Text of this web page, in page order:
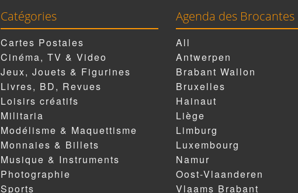
Catégories
Cartes Postales
Cinéma, TV & Video
Jeux, Jouets & Figurines
Livres, BD, Revues
Loisirs créatifs
Militaria
Modélisme & Maquettisme
Monnaies & Billets
Musique & Instruments
Photographie
Sports
Agenda des Brocantes
All
Antwerpen
Brabant Wallon
Bruxelles
Hainaut
Liège
Limburg
Luxembourg
Namur
Oost-Vlaanderen
Vlaams Brabant